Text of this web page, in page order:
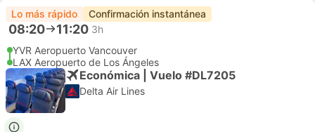
Lo más rápido Confirmación instantánea
08:20 11:20 3h
YVR Aeropuerto Vancouver
LAX Aeropuerto de Los Ángeles
Económica | Vuelo #DL7205
Delta Air Lines